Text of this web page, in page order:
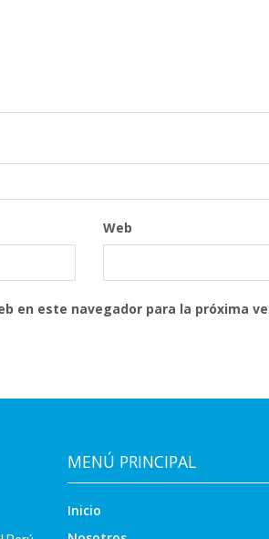
Web
en este navegador para la próxima
MENÚ PRINCIPAL
Inicio